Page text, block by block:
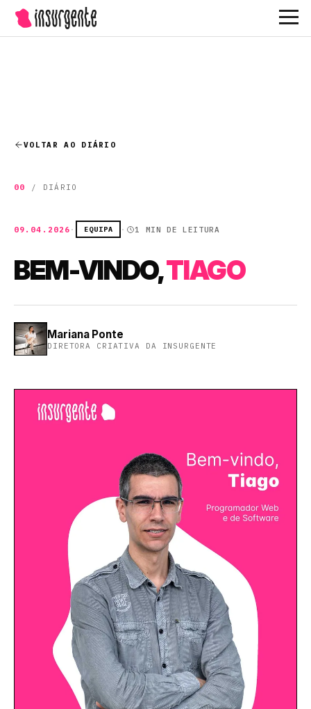
— IR PARA A PÁGINA INICIAL
VOLTAR AO DIÁRIO
00 / DIÁRIO
09.04.2026 · EQUIPA · 1 MIN DE LEITURA
BEM-VINDO,TIAGO
Mariana Ponte
DIRETORA CRIATIVA DA INSURGENTE